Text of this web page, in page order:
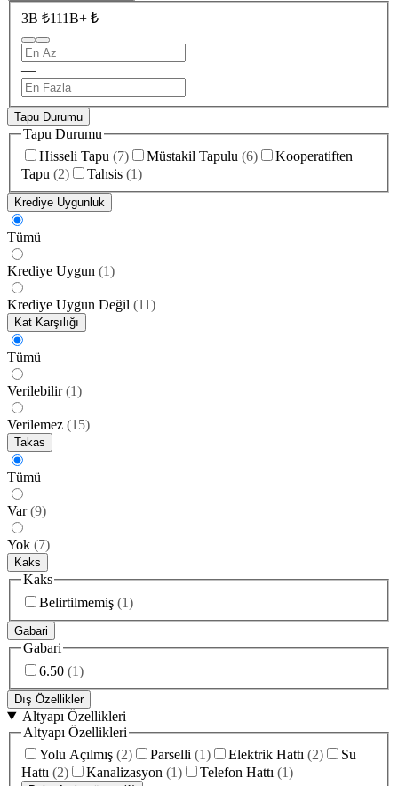
3B ₺111B+ ₺
—
Tapu Durumu
Tapu Durumu
Hisseli Tapu (7) Müstakil Tapulu (6)
Kooperatiften
Tapu (2) Tahsis (1)
Krediye Uygunluk
Tümü
Krediye Uygun (1)
Krediye Uygun Değil (11)
Kat Karşılığı
Tümü
Verilebilir (1)
Verilemez (15)
Takas
Tümü
Var (9)
Yok (7)
Kaks
Kaks
Belirtilmemiş (1)
Gabari
Gabari
6.50 (1)
Dış Özellikler
Altyapı Özellikleri
Altyapı Özellikleri
Yolu Açılmış (2) Parselli (1) Elektrik Hattı (2)
Su
Hattı (2) Kanalizasyon (1) Telefon Hattı (1)